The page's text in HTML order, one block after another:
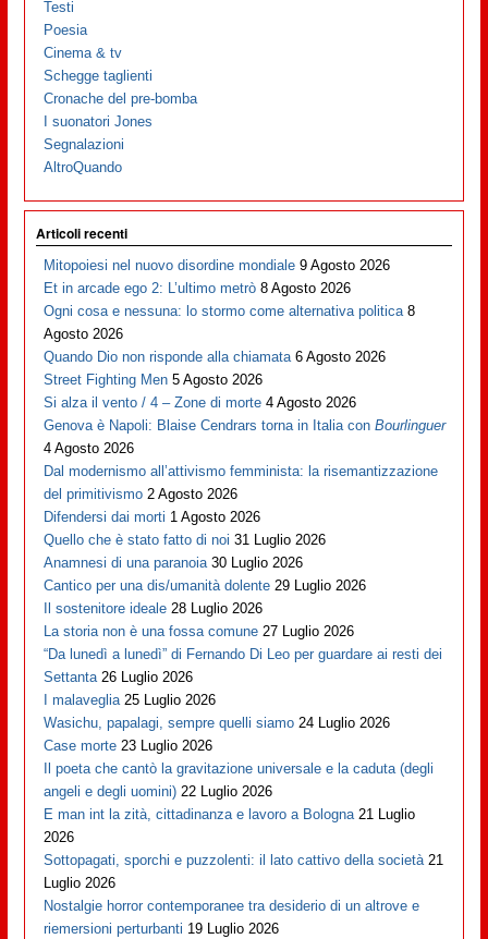
Testi
Poesia
Cinema & tv
Schegge taglienti
Cronache del pre-bomba
I suonatori Jones
Segnalazioni
AltroQuando
Articoli recenti
Mitopoiesi nel nuovo disordine mondiale 9 Agosto 2026
Et in arcade ego 2: L’ultimo metrò 8 Agosto 2026
Ogni cosa e nessuna: lo stormo come alternativa politica 8
Agosto 2026
Quando Dio non risponde alla chiamata 6 Agosto 2026
Street Fighting Men 5 Agosto 2026
Si alza il vento / 4 – Zone di morte 4 Agosto 2026
Genova è Napoli: Blaise Cendrars torna in Italia conBourlinguer
4 Agosto 2026
Dal modernismo all’attivismo femminista: la risemantizzazione
del primitivismo 2 Agosto 2026
Difendersi dai morti 1 Agosto 2026
Quello che è stato fatto di noi 31 Luglio 2026
Anamnesi di una paranoia 30 Luglio 2026
Cantico per una dis/umanità dolente 29 Luglio 2026
Il sostenitore ideale 28 Luglio 2026
La storia non è una fossa comune 27 Luglio 2026
“Da lunedì a lunedì” di Fernando Di Leo per guardare ai resti dei
Settanta 26 Luglio 2026
I malaveglia 25 Luglio 2026
Wasichu, papalagi, sempre quelli siamo 24 Luglio 2026
Case morte 23 Luglio 2026
Il poeta che cantò la gravitazione universale e la caduta (degli
angeli e degli uomini) 22 Luglio 2026
E man int la zità, cittadinanza e lavoro a Bologna 21 Luglio
2026
Sottopagati, sporchi e puzzolenti: il lato cattivo della società 21
Luglio 2026
Nostalgie horror contemporanee tra desiderio di un altrove e
riemersioni perturbanti 19 Luglio 2026